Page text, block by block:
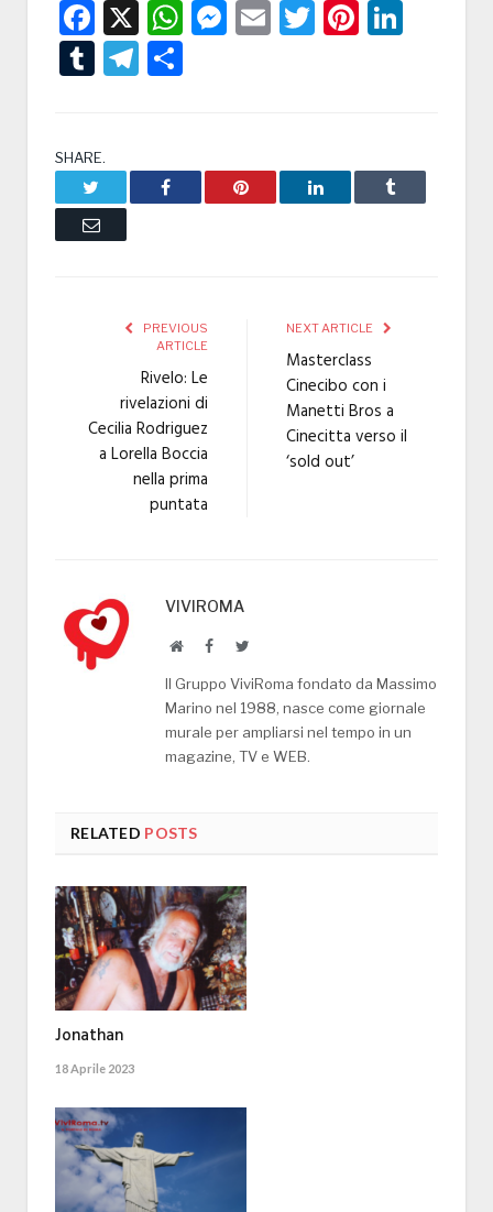
Facebook
X WhatsApp
Messenger
EmailTwitter
TumblrTelegram
SHARE.
Facebook Pinterest LinkedIn Tumblr
Email
PREVIOUS
ARTICLE
Rivelo: Le
rivelazioni di
Cecilia Rodriguez
a Lorella Boccia
nella prima
puntata
NEXT ARTICLE
Masterclass
Cinecibo con i
Manetti Bros a
Cinecitta verso il
‘sold out’
VIVIROMA
WebsiteFacebookTwitter
Il Gruppo ViviRoma fondato da Massimo
Marino nel 1988, nasce come giornale
murale per ampliarsi nel tempo in un
magazine, TV e WEB.
RELATED POSTS
Jonathan
18 Aprile 2023